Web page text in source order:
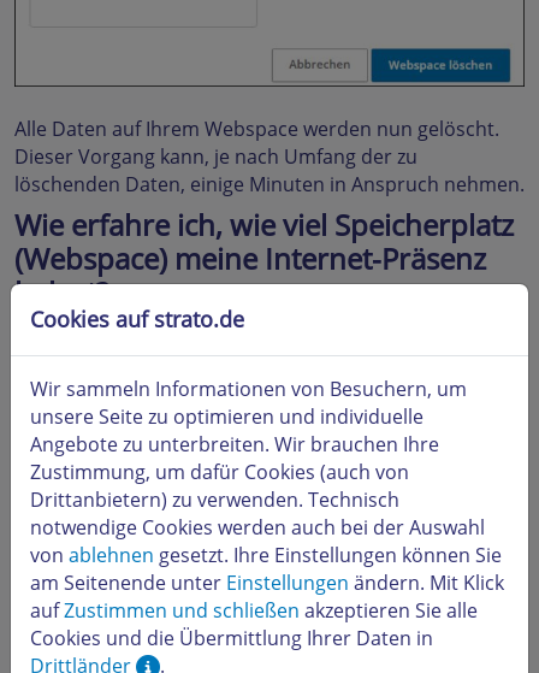
Alle Daten auf Ihrem Webspace werden nun gelöscht.
Dieser Vorgang kann, je nach Umfang der zu
löschenden Daten, einige Minuten in Anspruch nehmen.
Wie erfahre ich, wie viel Speicherplatz
(Webspace) meine Internet-Präsenz
belegt?
Eine Anzeige des belegten und verfügbaren
Speicherplatzes steht Ihnen in IhremSTRATO Kunden-
Loginzur Verfügung. Loggen Sie sich bitte mit Ihrer
Kundennummer und Ihrem Kundenpasswort ein.
Klicken Sie nach erfolgtem Login auf den Namen des
Paktes, um zur Detailansicht zu gelangen:
Cookies auf strato.de
Wir sammeln Informationen von Besuchern, um
unsere Seite zu optimieren und individuelle
Angebote zu unterbreiten. Wir brauchen Ihre
Zustimmung, um dafür Cookies (auch von
Drittanbietern) zu verwenden. Technisch
notwendige Cookies werden auch bei der Auswahl
von ablehnen gesetzt. Ihre Einstellungen können Sie
am Seitenende unter Einstellungen ändern. Mit Klick
aufZustimmen und schließen akzeptieren Sie alle
Cookies und die Übermittlung Ihrer Daten in
Drittländer
.